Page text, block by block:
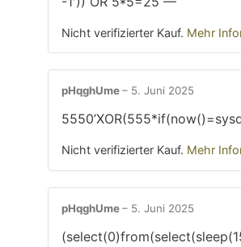
Nicht verifizierter Kauf. Mehr
pHqghUme– 5. Juni 2025
Nicht verifizierter Kauf. Mehr
pHqghUme– 5. Juni 2025